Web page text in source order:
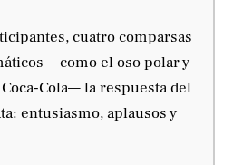
cuatro comparsas
—como el oso polar y
Cola— la respuesta del
entusiasmo, aplausos y